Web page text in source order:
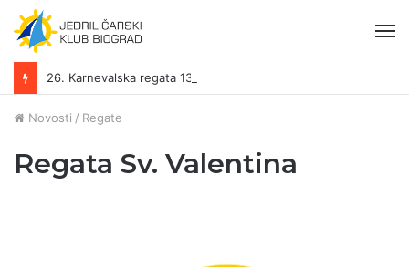
26. Karnevalska regata 13.-15.02.2026.
Novosti / Regate
Regata Sv. Valentina